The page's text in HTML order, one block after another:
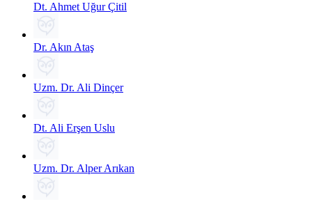
Dt. Ahmet Uğur Çitil
Dr. Akın Ataş
Uzm. Dr. Ali Dinçer
Dt. Ali Erşen Uslu
Uzm. Dr. Alper Arıkan